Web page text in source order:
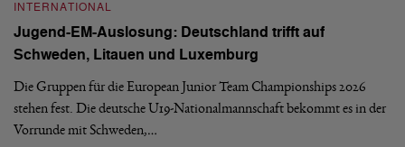
INTERNATIONAL
Jugend-EM-Auslosung: Deutschland trifft auf
Schweden, Litauen und Luxemburg
Die Gruppen für die European Junior Team Championships 2026
stehen fest. Die deutsche U19-Nationalmannschaft bekommt es in der
Vorrunde mit Schweden,…